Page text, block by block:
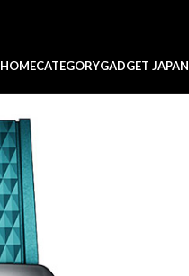
HOMECATEGORYGADGET JAPAN